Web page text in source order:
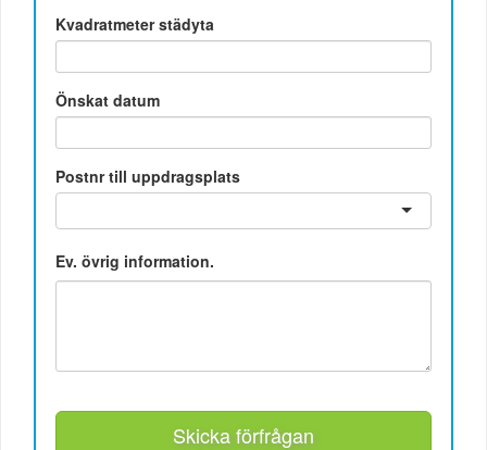
Kvadratmeter städyta
Önskat datum
Postnr till uppdragsplats
Ev. övrig information.
Skicka förfrågan